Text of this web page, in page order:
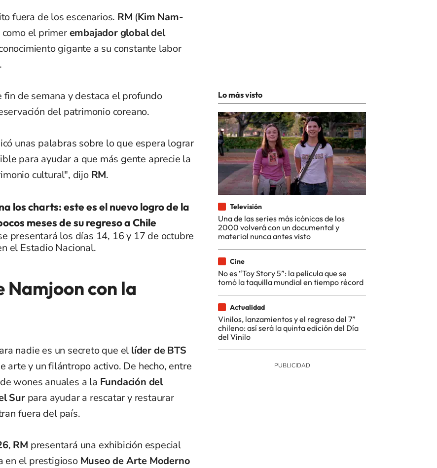
fuera de los escenarios. RM (Kim Nam-
el primerembajador global del
gigante a su constante labor
de semana y destaca el profundo
del patrimonio coreano.
unas palabras sobre lo que espera lograr
para ayudar a que más gente aprecie la
cultural", dijo RM.
los charts: este es el nuevo logro de la
meses de su regreso a Chile
presentará los días 14, 16 y 17 de octubre
el Estadio Nacional.
Namjoon con la
nadie es un secreto que el líder de BTS
arte y un filántropo activo. De hecho, entre
wones anuales a la Fundación del
Surpara ayudar a rescatar y restaurar
fuera del país.
, RM presentará una exhibición especial
en el prestigioso Museo de Arte Moderno
Lo más visto
Televisión
Una de las series más icónicas de los
2000 volverá con un documental y
material nunca antes visto
Cine
No es “Toy Story 5”: la película que se
tomó la taquilla mundial en tiempo récord
Actualidad
Vinilos, lanzamientos y el regreso del 7”
chileno: así será la quinta edición del Día
del Vinilo